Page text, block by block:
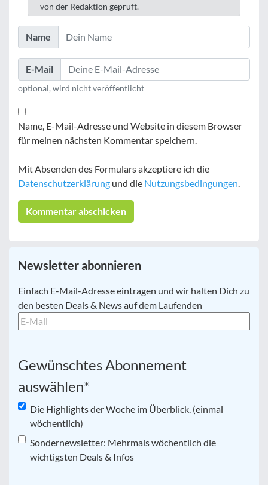
von der Redaktion geprüft.
Name
E-Mail
optional, wird nicht veröffentlicht
Name, E-Mail-Adresse und Website in diesem Browser
für meinen nächsten Kommentar speichern.
Mit Absenden des Formulars akzeptiere ich die
Datenschutzerklärung und die Nutzungsbedingungen
Newsletter abonnieren
E-
Mail *
Einfach E-Mail-Adresse eintragen und wir halten Dich zu
den besten Deals & News auf dem Laufenden
Gewünschtes Abonnement
auswählen*
Die Highlights der Woche im Überblick. (einmal
wöchentlich)
Sondernewsletter: Mehrmals wöchentlich die
wichtigsten Deals & Infos